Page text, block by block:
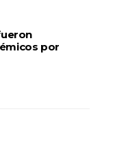
por